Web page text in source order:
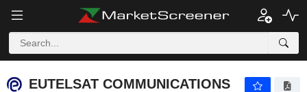
EUTELSAT COMMUNICATIONS
EUTELSAT COMMUNICATIONS